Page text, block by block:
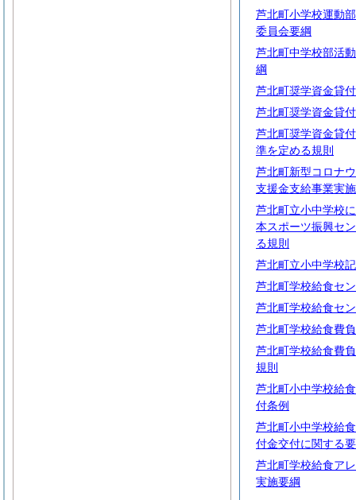
芦北町小学校運動
委員会要綱
芦北町中学校部活
綱
芦北町奨学資金貸
芦北町奨学資金貸
芦北町奨学資金貸
準を定める規則
芦北町新型コロナ
支援金支給事業実
芦北町立小中学校
本スポーツ振興セ
る規則
芦北町立小中学校
芦北町学校給食セ
芦北町学校給食セ
芦北町学校給食費
芦北町学校給食費
規則
芦北町小中学校給
付条例
芦北町小中学校給
付金交付に関する
芦北町学校給食ア
実施要綱